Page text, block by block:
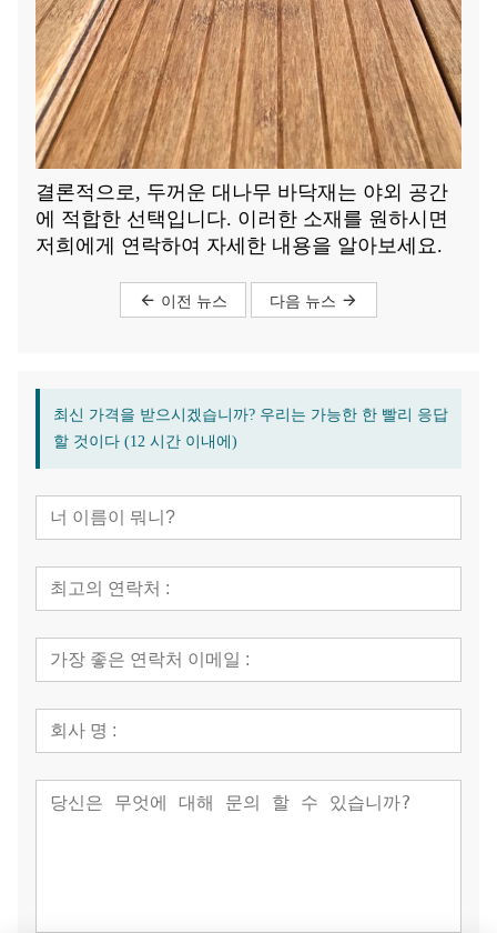
결론적으로, 두꺼운 대나무 바닥재는 야외 공간
에 적합한 선택입니다. 이러한 소재를 원하시면
저희에게 연락하여 자세한 내용을 알아보세요.
이전 뉴스 다음 뉴스
최신 가격을 받으시겠습니까? 우리는 가능한 한 빨리 응답
할 것이다 (12 시간 이내에)